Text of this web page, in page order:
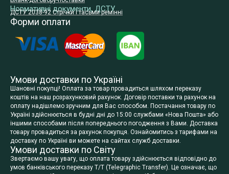
Нормативні документи, ДСТУ
ДСТУ 2038-92 Стрічки і тасьми ремінні
Форми оплати
Умови доставки по Україні
Шановні покупці! Оплата за товар провадиться шляхом переказу
коштів на наш розрахунковий рахунок. Договір поставки та рахунок на
оплату надішлемо зручним для Вас способом. Постачання товару по
Україні здійснюється в будні дні до 15:00 службами «Нова Пошта» або
іншими способами після попереднього погодження з Вами. Доставка
товару провадиться за рахунок покупця. Ознайомитись з тарифами на
доставку по Україні ви можете на сайтах служб доставки.
Умови доставки по Світу
Звертаємо вашу увагу, що оплата товару здійснюється відповідно до
умов банківського переказу T/T (Telegraphic Transfer). Це означає, що